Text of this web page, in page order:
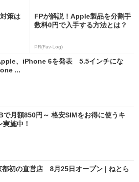
策は
FPが解説！Apple製品を分割手
数料0円で入手する方法とは？
PR(Fav-Log)
、iPhone 6を発表 5.5インチにな
...
で月額850円～ 格安SIMをお得に使うキ
実施中！
初の直営店 8月25日オープン | ねとら